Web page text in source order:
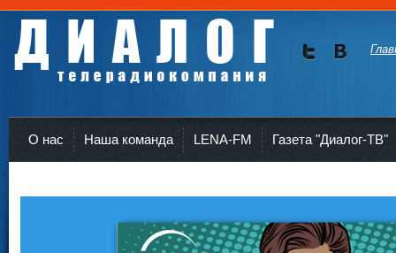
О нас Наша команда LENA-FM Газета "Диалог-ТВ"